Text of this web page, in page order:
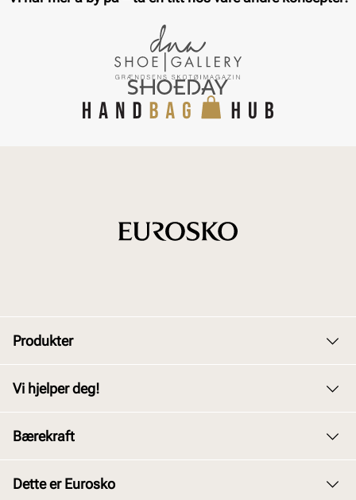
Produkter
Barn
Vi hjelper deg!
Kjøpsbetingelser
Bærekraft
Dette er Eurosko